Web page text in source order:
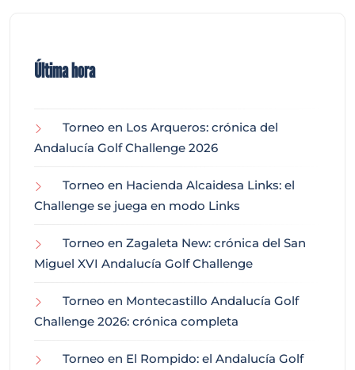
Última hora
Torneo en Los Arqueros: crónica del
Andalucía Golf Challenge 2026
Torneo en Hacienda Alcaidesa Links: el
Challenge se juega en modo Links
Torneo en Zagaleta New: crónica del San
Miguel XVI Andalucía Golf Challenge
Torneo en Montecastillo Andalucía Golf
Challenge 2026: crónica completa
Torneo en El Rompido: el Andalucía Golf